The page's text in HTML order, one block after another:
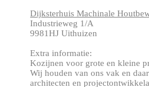
Dijksterhuis Machinale
Industrieweg 1/A
9981HJ Uithuizen
Extra informatie:
Kozijnen voor grote en kleine
Wij houden van ons vak en
architecten en